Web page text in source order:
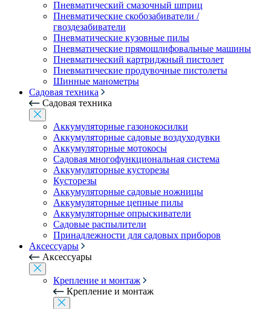
Пневматический смазочный шприц
Пневматические скобозабиватели /
гвоздезабиватели
Пневматические кузовные пилы
Пневматические прямошлифовальные машины
Пневматический картриджный пистолет
Пневматические продувочные пистолеты
Шинные манометры
Садовая техника
Садовая техника
Аккумуляторные газонокосилки
Аккумуляторные садовые воздуходувки
Аккумуляторные мотокосы
Садовая многофункциональная система
Аккумуляторные кусторезы
Кусторезы
Аккумуляторные садовые ножницы
Аккумуляторные цепные пилы
Аккумуляторные опрыскиватели
Садовые распылители
Принадлежности для садовых приборов
Аксессуары
Аксессуары
Крепление и монтаж
Крепление и монтаж